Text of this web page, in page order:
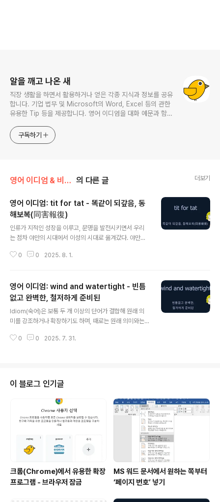
알을 깨고 나온 새
직장 생활을 하면서 활용하거나 얻은 각종 지식과 정보를 공유
합니다. 기업 법무 및 Microsoft의 Word, Excel 등의 관한
유용한 Tip 등을 제공합니다. 영어 이디엄을 대화 예문과 함께
website provides learning materials for foreigners
interested in Korean and introduces practical
구독하기
영어 이디엄 & 비즈니스 영어 의 다른 글 더보기
영어 이디엄: tit for tat - 똑같이 되갚음, 동
해보복(同害報復)
인류가 지적인 성장을 이루고, 문명을 발전시키면서 우리
는 점차 야만의 시대에서 이성의 시대로 옮겨갔다. 야만의
이다. 만사는 옳고 그름의 문제가 아니라 강한 것이 곧 정의
기 시작했다. 인류 최초의 성문 법전으로 알려져 있는 '함무
라비법전'에서는 잘 알려진 것처럼 동해보복(同害報復),
즉 눈에는 눈 (an eye for an eye)이 적용되었다. 무조건
힘센 쪽이 이기는 방식에서 벗어나긴 했지만, 여전히 동기
나 상황 같은 사정을 따지지 않고 동등한 보복을 하는 수준
이었다. 그럼에도 불구하고, 이는 큰 진전이었다고 볼 수 있
0 0 2025. 8. 1.
영어 이디엄: wind and watertight - 빈틈
없고 완벽한, 철저하게 준비된
Idiom(숙어)은 보통 두 개 이상의 단어가 결합해 원래 의
미를 강조하거나 확장하기도 하며, 때로는 원래 의미와는
단어의 의미와는 거리가 있는 뜻으로 사용되게 된 경우는,
and watertight’ 같은 경우도 그렇다. ‘Wind and wate
rtight’는 원래 배나 건축 구조물이 바람과 물이 들어오지
않도록 완전히 밀폐된 상태를 뜻하는 기술적인 표현이다.
하지만, 다음 예시에서처럼 비유적으로 어떤 계획이나 주
장이 빈틈없고 완벽하게 준비되었다는 뜻으로도 사용된
0 0 2025. 7. 31.
이 블로그 인기글
크롬(Chrome)에서 유용한 확장
프로그램 - 브라우저 잠금
MS 워드 문서에서 원하는 쪽부터
‘페이지 번호’ 넣기